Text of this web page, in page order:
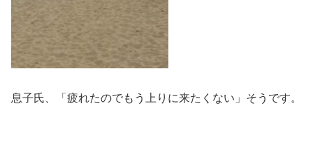
息子氏、「疲れたのでもう上りに来たくない」そうです。